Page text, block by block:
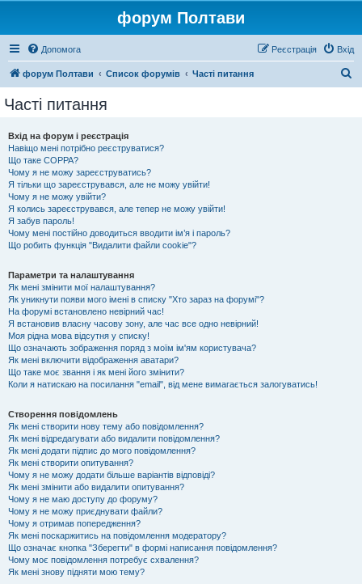
форум Полтави
Допомога Вхід
Реєстрація
форум Полтави Список форумів Часті питання
Часті питання
Вхід на форум і реєстрація
Навіщо мені потрібно реєструватися?
Що таке COPPA?
Чому я не можу зареєструватись?
Я тільки що зареєструвався, але не можу увійти!
Чому я не можу увійти?
Я колись зареєструвався, але тепер не можу увійти!
Я забув пароль!
Чому мені постійно доводиться вводити ім’я і пароль?
Що робить функція "Видалити файли cookie"?
Параметри та налаштування
Як мені змінити мої налаштування?
Як уникнути появи мого імені в списку "Хто зараз на форумі"?
На форумі встановлено невірний час!
Я встановив власну часову зону, але час все одно невірний!
Моя рідна мова відсутня у списку!
Що означають зображення поряд з моїм ім'ям користувача?
Як мені включити відображення аватари?
Що таке моє звання і як мені його змінити?
Коли я натискаю на посилання "email", від мене вимагається залогуватись!
Створення повідомлень
Як мені створити нову тему або повідомлення?
Як мені відредагувати або видалити повідомлення?
Як мені додати підпис до мого повідомлення?
Як мені створити опитування?
Чому я не можу додати більше варіантів відповіді?
Як мені змінити або видалити опитування?
Чому я не маю доступу до форуму?
Чому я не можу приєднувати файли?
Чому я отримав попередження?
Як мені поскаржитись на повідомлення модератору?
Що означає кнопка "Зберегти" в формі написання повідомлення?
Чому моє повідомлення потребує схвалення?
Як мені знову підняти мою тему?